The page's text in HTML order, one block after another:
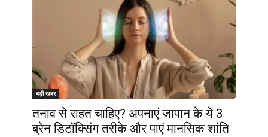
बड़ी खबर
तनाव से राहत चाहिए? अपनाएं जापान के ये 3
ब्रेन डिटॉक्सिंग तरीके और पाएं मानसिक शांति